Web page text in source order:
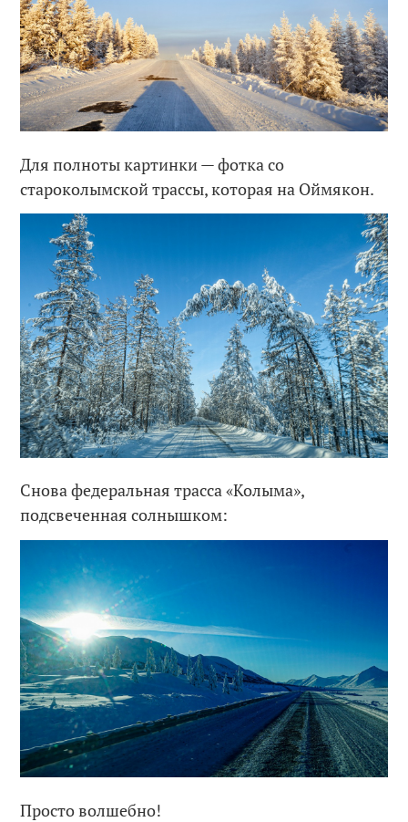
Для полноты картинки — фотка со
староколымской трассы, которая на Оймякон.
Снова федеральная трасса «Колыма»,
подсвеченная солнышком:
Просто волшебно!